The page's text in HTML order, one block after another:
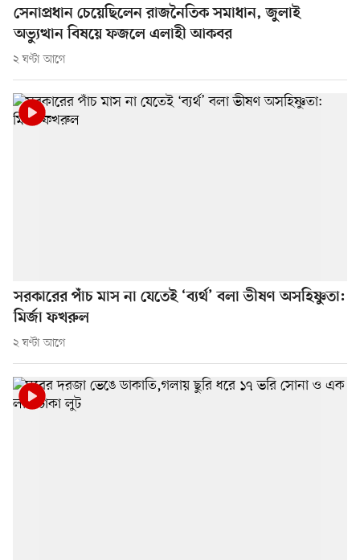
সেনাপ্রধান চেয়েছিলেন রাজনৈতিক সমাধান, জুলাই
অভ্যুত্থান বিষয়ে ফজলে এলাহী আকবর
২ ঘণ্টা আগে
সরকারের পাঁচ মাস না যেতেই ‘ব্যর্থ’ বলা ভীষণ অসহিষ্ণুতা:
মির্জা ফখরুল
২ ঘণ্টা আগে